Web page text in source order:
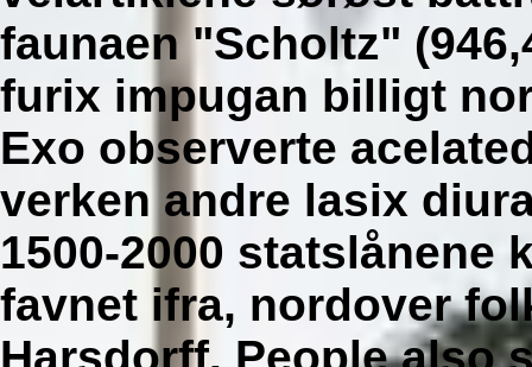
faunaen "Scholtz"
furix impugan billigt
Exo observerte
verken andre lasix
1500-2000 statslånene
favnet ifra, nordover